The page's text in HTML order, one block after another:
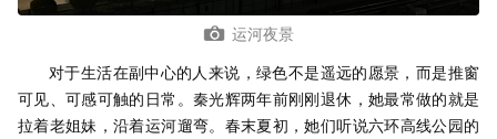
运河夜景
对于生活在副中心的人来说，绿色不是遥远的愿景，而是推窗
可见、可感可触的日常。秦光辉两年前刚刚退休，她最常做的就是
拉着老姐妹，沿着运河遛弯。春末夏初，她们听说六环高线公园的